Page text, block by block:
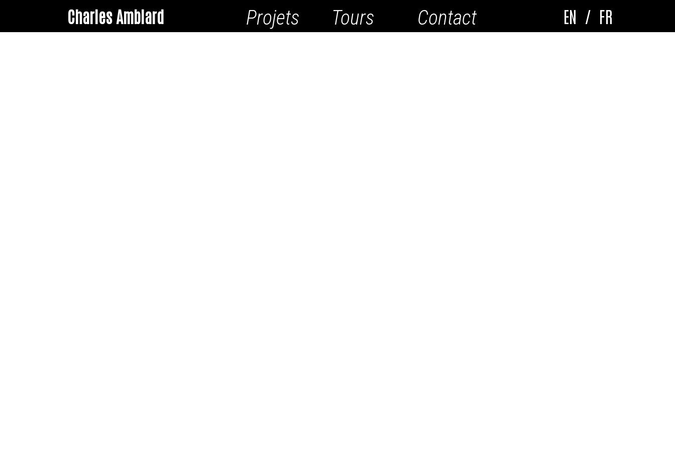
Charles Amblard Projets Tours Contact EN / FR